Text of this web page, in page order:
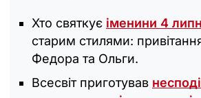
Хто святкує іменини 4
старим стилями:
Федора та Ольги.
Всесвіт приготував